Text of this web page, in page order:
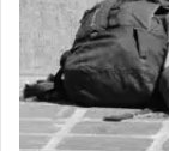
Londrina
quer
criminalizar
morar